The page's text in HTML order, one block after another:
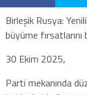
Birleşik Rusya:
büyüme fırsatlarını
30 Ekim 2025,
Parti mekanında